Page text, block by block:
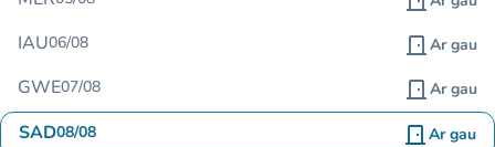
IAU06/08 door_front Ar gau
GWE07/08 door_front Ar gau
SAD08/08 door_front Ar gau